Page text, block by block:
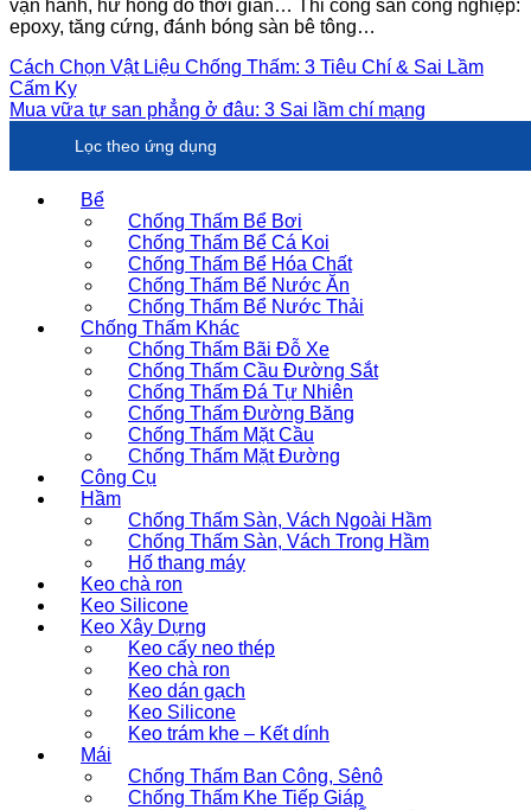
vận hành, hư hỏng do thời gian… Thi công sàn công nghiệp:
epoxy, tăng cứng, đánh bóng sàn bê tông…
Cách Chọn Vật Liệu Chống Thấm: 3 Tiêu Chí & Sai Lầm
Cấm Kỵ
Mua vữa tự san phẳng ở đâu: 3 Sai lầm chí mạng
Lọc theo ứng dụng
Bể
Chống Thấm Bể Bơi
Chống Thấm Bể Cá Koi
Chống Thấm Bể Hóa Chất
Chống Thấm Bể Nước Ăn
Chống Thấm Bể Nước Thải
Chống Thấm Khác
Chống Thấm Bãi Đỗ Xe
Chống Thấm Cầu Đường Sắt
Chống Thấm Đá Tự Nhiên
Chống Thấm Đường Băng
Chống Thấm Mặt Cầu
Chống Thấm Mặt Đường
Công Cụ
Hầm
Chống Thấm Sàn, Vách Ngoài Hầm
Chống Thấm Sàn, Vách Trong Hầm
Hố thang máy
Keo chà ron
Keo Silicone
Keo Xây Dựng
Keo cấy neo thép
Keo chà ron
Keo dán gạch
Keo Silicone
Keo trám khe – Kết dính
Mái
Chống Thấm Ban Công, Sênô
Chống Thấm Khe Tiếp Giáp